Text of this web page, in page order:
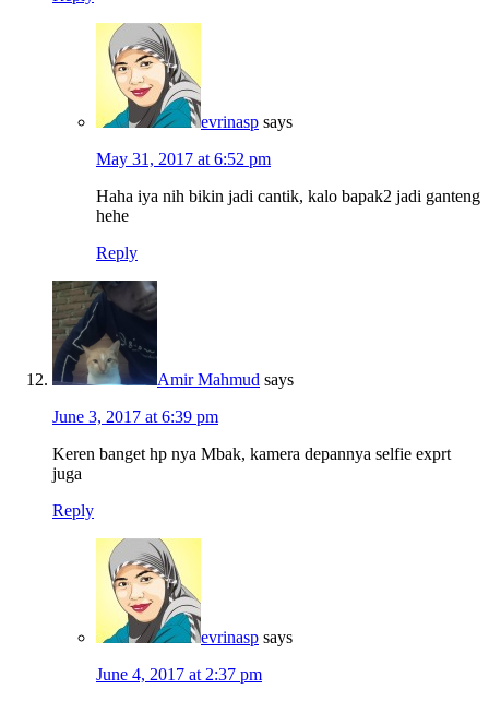
evrinasp says
May 31, 2017 at 6:52 pm
Haha iya nih bikin jadi cantik, kalo bapak2 jadi ganteng
hehe
Reply
Amir Mahmud says
June 3, 2017 at 6:39 pm
Keren banget hp nya Mbak, kamera depannya selfie exprt
juga
Reply
evrinasp says
June 4, 2017 at 2:37 pm